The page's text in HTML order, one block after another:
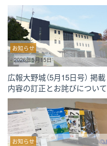
お知らせ
-2026年5月15日
広報大野城（5月15日号） 掲載
内容の訂正とお詫びについて
お知らせ